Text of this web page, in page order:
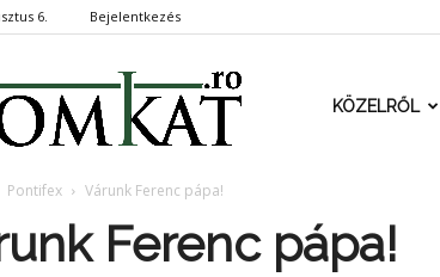
6. Bejelentkezés
RomKat.roKÖZELRŐL
Pontifex Várunk Ferenc pápa!
Ferenc pápa!